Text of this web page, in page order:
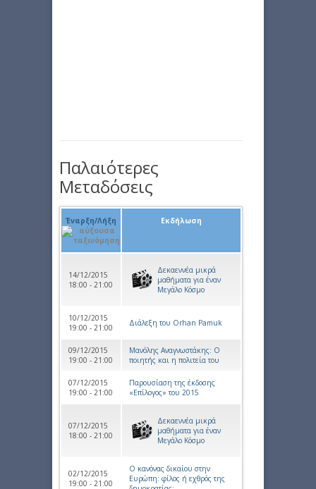
Παλαιότερες
Μεταδόσεις
Έναρξη/Λήξη Εκδήλωση
14/12/2015
18:00 - 21:00
Δεκαεννέα μικρά
μαθήματα για έναν
Μεγάλο Κόσμο
10/12/2015
19:00 - 21:00
Διάλεξη του Orhan Pamuk
09/12/2015
19:00 - 21:00
Μανόλης Αναγνωστάκης: Ο
ποιητής και η πολιτεία του
07/12/2015
19:00 - 21:00
Παρουσίαση της έκδοσης
«Επίλογος» του 2015
07/12/2015
18:00 - 21:00
Δεκαεννέα μικρά
μαθήματα για έναν
Μεγάλο Κόσμο
02/12/2015
19:00 - 21:00
Ο κανόνας δικαίου στην
Ευρώπη: φίλος ή εχθρός της